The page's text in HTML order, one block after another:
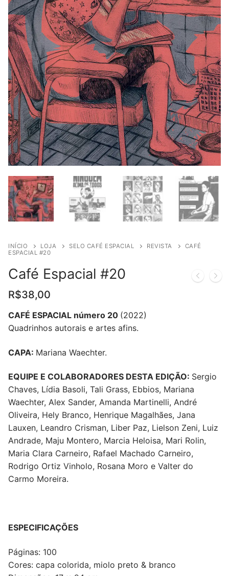
INÍCIO LOJA SELO CAFÉ ESPACIAL REVISTA
CAFÉ
ESPACIAL #20
Café Espacial #20
R$38,00
CAFÉ ESPACIAL número 20 (2022)
Quadrinhos autorais e artes afins.
CAPA: Mariana Waechter.
EQUIPE E COLABORADORES DESTA EDIÇÃO: Sergio
Chaves, Lídia Basoli, Tali Grass, Ebbios, Mariana
Waechter, Alex Sander, Amanda Martinelli, André
Oliveira, Hely Branco, Henrique Magalhães, Jana
Lauxen, Leandro Crisman, Liber Paz, Lielson Zeni, Luiz
Andrade, Maju Montero, Marcia Heloisa, Mari Rolin,
Maria Clara Carneiro, Rafael Machado Carneiro,
Rodrigo Ortiz Vinholo, Rosana Moro e Valter do
Carmo Moreira.
ESPECIFICAÇÕES
Páginas: 100
Cores: capa colorida, miolo preto & branco